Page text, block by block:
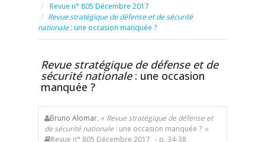
Revue n° 805 Décembre 2017
Revue stratégique de défense et de sécurité
nationale: une occasion manquée ?
Revue stratégique de défense et de
sécurité nationale : une occasion
manquée ?
Bruno Alomar, « Revue stratégique de défense et
de sécurité nationale : une occasion manquée ? »
Revue n° 805 Décembre 2017 - p. 34-38